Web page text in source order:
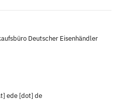
Deutscher Eisenhändler
ede [dot] de